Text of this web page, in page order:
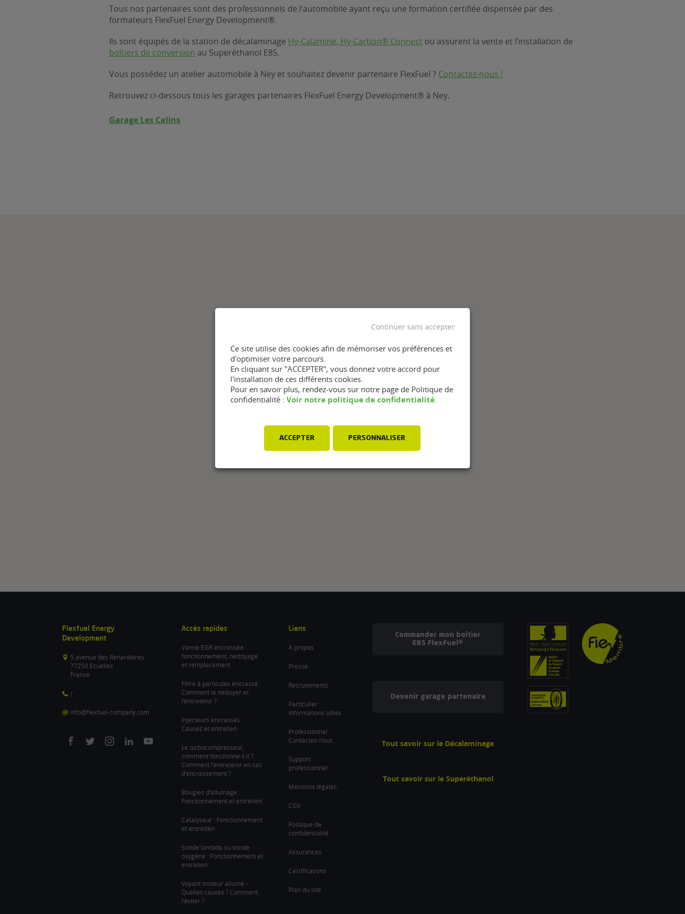
Tous nos partenaires sont des professionnels de l’automobile ayant reçu une formation certifiée dispensée par des
formateurs FlexFuel Energy Development®.
Ils sont équipés de la station de décalaminage Hy-Calamine, Hy-Carbon® Connect ou assurent la vente et l’installation de
boîtiers de conversion au Superéthanol E85.
Vous possédez un atelier automobile à Ney et souhaitez devenir partenaire FlexFuel ? Contactez-nous !
Retrouvez ci-dessous tous les garages partenaires FlexFuel Energy Development® à Ney.
Garage Les Calins
Flexfuel Energy
Development
5 avenue des Renardières
77250 Ecuelles
France
/
info@flexfuel-company.com
On
On
On
On
On
Accès rapides
Vanne EGR encrassée :
fonctionnement, nettoyage
et remplacement
Filtre à particules encrassé :
Comment le nettoyer et
l’entretenir ?
Injecteurs encrassés :
Causes et entretien
Le turbocompresseur,
comment fonctionne-t-il ?
Comment l’entretenir en cas
d’encrassement ?
Bougies d’allumage :
Fonctionnement et entretien
Catalyseur : Fonctionnement
et entretien
Sonde lambda ou sonde
oxygène : Fonctionnement et
entretien
Voyant moteur allumé –
Quelles causes ? Comment
l’éviter ?
Liens
À propos
Presse
Recrutements
Particulier :
informations utiles
Professionnel :
Contactez-nous
Support
professionnel
Mentions légales
CGV
Politique de
confidentialité
Assurances
Certifications
Plan du site
Commander mon boîtier
E85 FlexFuel®
Devenir garage partenaire
Tout savoir sur le Décalaminage
Tout savoir sur le Superéthanol
Ce site utilise des cookies afin de mémoriser vos préférences et
d'optimiser votre parcours.
En cliquant sur "ACCEPTER", vous donnez votre accord pour
l'installation de ces différents cookies.
Pour en savoir plus, rendez-vous sur notre page de Politique de
confidentialité : Voir notre politique de confidentialité
ACCEPTER PERSONNALISER
Continuer sans accepter